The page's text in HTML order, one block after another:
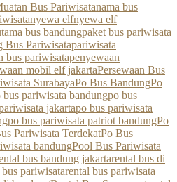
Bus Pariwisatanama bus
nyewa elfnyewa elf
bus bandungpaket bus pariwisata
Bus Pariwisatapariwisata
bus pariwisatapenyewaan
mobil elf jakartaPersewaan Bus
SurabayaPo Bus BandungPo
bus pariwisata bandungpo bus
jakartapo bus pariwisata
po bus pariwisata patriot bandungPo
Pariwisata TerdekatPo Bus
bandungPool Bus Pariwisata
bus bandung jakartarental bus di
pariwisatarental bus pariwisata